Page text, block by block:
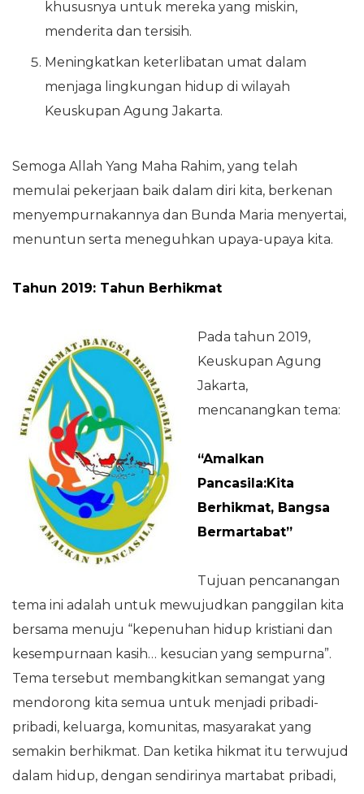
khususnya untuk mereka yang miskin,
menderita dan tersisih.
Meningkatkan keterlibatan umat dalam
menjaga lingkungan hidup di wilayah
Keuskupan Agung Jakarta.
Semoga Allah Yang Maha Rahim, yang telah
memulai pekerjaan baik dalam diri kita, berkenan
menyempurnakannya dan Bunda Maria menyertai,
menuntun serta meneguhkan upaya-upaya kita.
Tahun 2019: Tahun Berhikmat
Pada tahun 2019,
Keuskupan Agung
Jakarta,
mencanangkan tema:
“Amalkan
Pancasila:Kita
Berhikmat, Bangsa
Bermartabat”
Tujuan pencanangan
tema ini adalah untuk mewujudkan panggilan kita
bersama menuju “kepenuhan hidup kristiani dan
kesempurnaan kasih… kesucian yang sempurna”.
Tema tersebut membangkitkan semangat yang
mendorong kita semua untuk menjadi pribadi-
pribadi, keluarga, komunitas, masyarakat yang
semakin berhikmat. Dan ketika hikmat itu terwujud
dalam hidup, dengan sendirinya martabat pribadi,